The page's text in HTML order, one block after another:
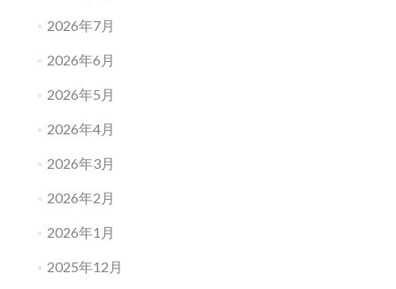
2026年7月
2026年6月
2026年5月
2026年4月
2026年3月
2026年2月
2026年1月
2025年12月